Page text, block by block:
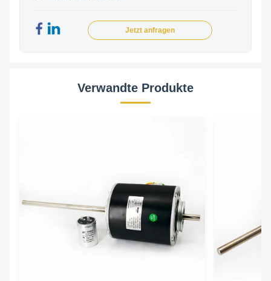
Jetzt anfragen
Verwandte Produkte